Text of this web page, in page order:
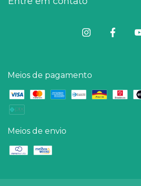
Meios de pagamento
Meios de envio